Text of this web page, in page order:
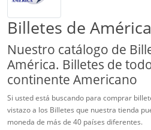
Billetes de América
Nuestro catálogo de
América. Billetes de
continente Americano
Si usted está buscando para comprar
vistazo a los Billetes que nuestra tienda
moneda de más de 40 países diferentes.